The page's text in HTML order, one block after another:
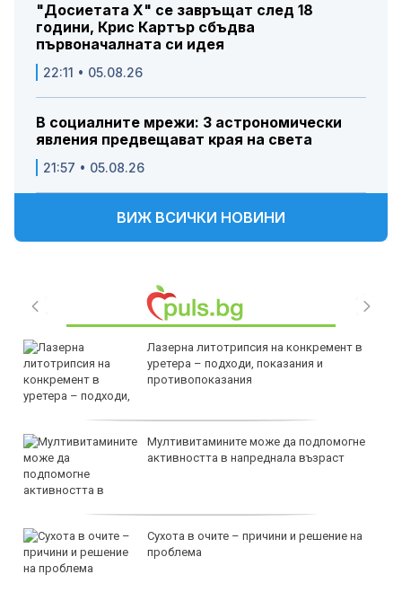
"Досиетата Х" се завръщат след 18
години, Крис Картър сбъдва
първоначалната си идея
22:11 • 05.08.26
В социалните мрежи: 3 астрономически
явления предвещават края на света
21:57 • 05.08.26
ВИЖ ВСИЧКИ НОВИНИ
Лазерна литотрипсия на конкремент в
уретера – подходи, показания и
противопоказания
Мултивитамините може да подпомогне
активността в напреднала възраст
Сухота в очите – причини и решение на
проблема